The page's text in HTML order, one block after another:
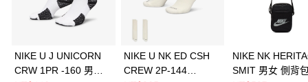
華南商業銀行
彰化商業銀行
上海商業儲蓄銀行
Apple Pay
全盈+PAY
NIKE U J UNICORN
CRW 1PR -160 男女
NIKE U NK ED CSH
CREW 2P-144
NIKE NK
SMIT 男女 側背